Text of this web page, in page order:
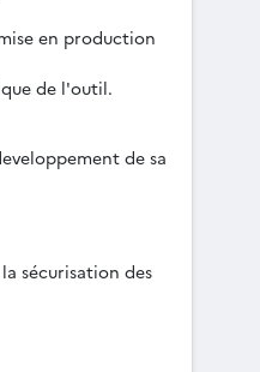
en production
de l'outil.
de sa
sécurisation des